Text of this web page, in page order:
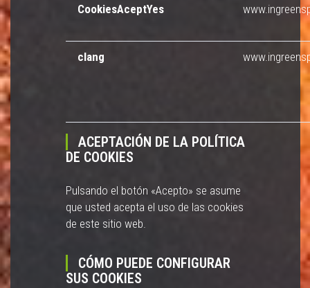
CookiesAceptYes
clang
ACEPTACIÓN DE LA POLÍTICA
DE COOKIES
Pulsando el botón «Acepto» se asume
que usted acepta el uso de las cookies
de este sitio web.
CÓMO PUEDE CONFIGURAR
SUS COOKIES